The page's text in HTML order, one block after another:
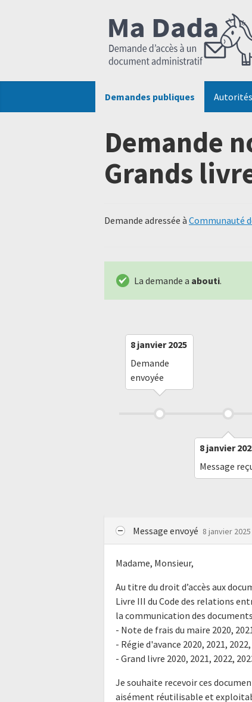
Demandes publiques Autorités
Demande
Grands
Demande adressée à Communauté
La demande a abouti.
8 janvier 2025
Demande
envoyée
8 janvier
Message
Message envoyé 8 janvier 2025
Madame, Monsieur,
Au titre du droit d’accès aux
Livre III du Code des relations
la communication des
- Note de frais du maire 2020,
- Régie d'avance 2020, 2021,
- Grand livre 2020, 2021, 2022,
Je souhaite recevoir ces
aisément réutilisable et